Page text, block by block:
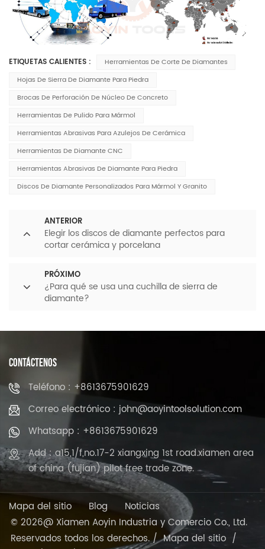
ETIQUETAS CALIENTES :
Herramientas De Corte De Diamantes
Hojas De Sierra De Diamante Para Piedra
Brocas De Perforación De Núcleo De Concreto
Herramientas De Pulido Para Mármol
Herramientas Abrasivas Para Azulejos De Cerámica
Herramientas De Diamante CNC
Herramientas Abrasivas De Diamante Para Piedra
Discos De Diamante Personalizados Para Mármol Y Granito
ANTERIOR
Elegir los discos de diamante perfectos para
cortar cerámica y porcelana
PRÓXIMO
¿Para qué se usa una cuchilla de sierra de
diamante?
CONTÁCTENOS
Teléfono : +8613675901629
Correo electrónico : john@aoyintoolsolution.com
Whatsapp : +8613675901629
Add : a15,1/f,no.17-2 xiangxing 1st road.xiamen area
of china (fujian) pilot free trade zone.
Mapa del sitio Blog
Noticias
© 2026@ Xiamen Aoyin Industria y Comercio Co., Ltd.
Reservados todos los derechos. /Mapa del sitio /